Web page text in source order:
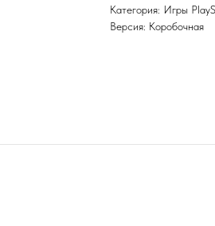
Категория: Игры
Версия: Коробочная